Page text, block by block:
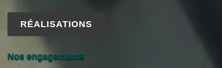
RÉALISATIONS
Nos engagements